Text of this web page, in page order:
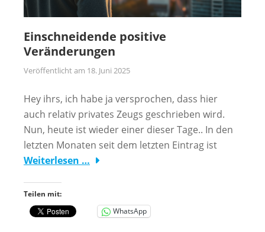
Einschneidende positive
Veränderungen
Veröffentlicht am 18. Juni 2025
Hey ihrs, ich habe ja versprochen, dass hier
auch relativ privates Zeugs geschrieben wird.
Nun, heute ist wieder einer dieser Tage.. In den
letzten Monaten seit dem letzten Eintrag ist
Weiterlesen …
Teilen mit:
WhatsApp